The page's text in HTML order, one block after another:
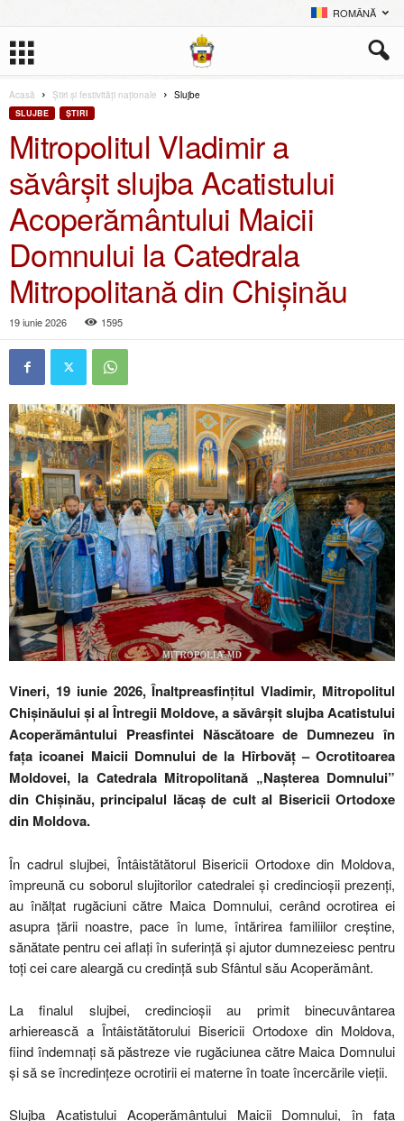
ROMÂNĂ
Acasă Știri și festivități naționale Slujbe
SLUJBE ŞTIRI
Mitropolitul Vladimir a
săvârșit slujba Acatistului
Acoperământului Maicii
Domnului la Catedrala
Mitropolitană din Chișinău
19 iunie 2026 1595
Vineri, 19 iunie 2026, Înaltpreasfințitul Vladimir, Mitropolitul
Chișinăului și al Întregii Moldove, a săvârșit slujba Acatistului
Acoperământului Preasfintei Născătoare de Dumnezeu în
fața icoanei Maicii Domnului de la Hîrbovăț – Ocrotitoarea
Moldovei, la Catedrala Mitropolitană „Nașterea Domnului”
din Chișinău, principalul lăcaș de cult al Bisericii Ortodoxe
din Moldova.
În cadrul slujbei, Întâistătătorul Bisericii Ortodoxe din Moldova,
împreună cu soborul slujitorilor catedralei și credincioșii prezenți,
au înălțat rugăciuni către Maica Domnului, cerând ocrotirea ei
asupra țării noastre, pace în lume, întărirea familiilor creștine,
sănătate pentru cei aflați în suferință și ajutor dumnezeiesc pentru
toți cei care aleargă cu credință sub Sfântul său Acoperământ.
La finalul slujbei, credincioșii au primit binecuvântarea
arhierească a Întâistătătorului Bisericii Ortodoxe din Moldova,
fiind îndemnați să păstreze vie rugăciunea către Maica Domnului
și să se încredințeze ocrotirii ei materne în toate încercările vieții.
Slujba Acatistului Acoperământului Maicii Domnului, în fața